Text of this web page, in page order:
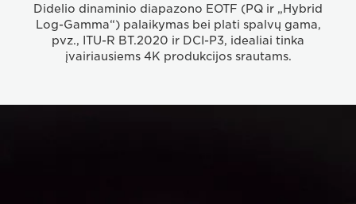
Didelio dinaminio diapazono EOTF (PQ ir „Hybrid
Log-Gamma“) palaikymas bei plati spalvų gama,
pvz., ITU-R BT.2020 ir DCI-P3, idealiai tinka
įvairiausiems 4K produkcijos srautams.